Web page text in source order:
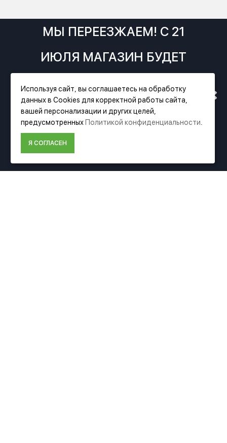
МЫ ПЕРЕЕЗЖАЕМ! С 21
ИЮЛЯ МАГАЗИН БУДЕТ
РАБОТАТЬ ПО НОВОМУ
АДРЕСУ. ПОДРОБНАЯ
ИНФОРМАЦИЯ О ПЕРЕЕЗДЕ
Фирменный магазин Festool
ИНФОРМАЦИЯ
Доставка
Используя сайт, вы соглашаетесь на обработку
данных в Cookies для корректной работы сайта,
вашей персонализации и других целей,
предусмотренных Политикой конфиденциальности
Я СОГЛАСЕН